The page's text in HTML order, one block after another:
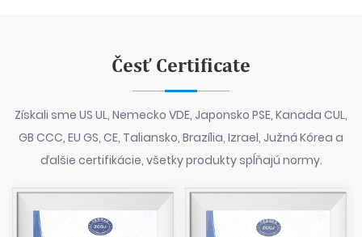
Česť Certificate
Získali sme US UL, Nemecko VDE, Japonsko PSE, Kanada CUL,
GB CCC, EU GS, CE, Taliansko, Brazília, Izrael, Južná Kórea a
ďalšie certifikácie, všetky produkty spĺňajú normy.